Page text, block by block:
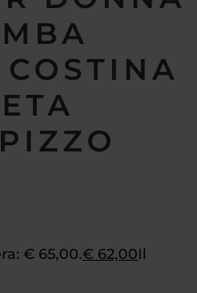
€ 65,00.€ 62,00Il